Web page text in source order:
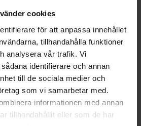
cookies
för att anpassa innehållet
tillhandahålla funktioner
analysera vår trafik. Vi
identifierare och annan
till de sociala medier och
som vi samarbetar med.
informationen med annan
tillhandahållit eller som de har
Provokation, glamour och
det är inget för svenska
fortfarande den måttfulla
går hem, säger
Madestam: ”Hellre en
i foträta skor, än en
i högklackat.”